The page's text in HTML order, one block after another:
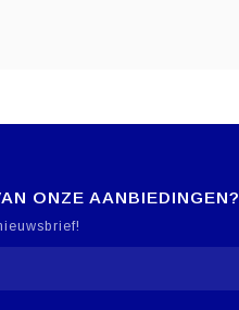
ONZE AANBIEDINGEN?